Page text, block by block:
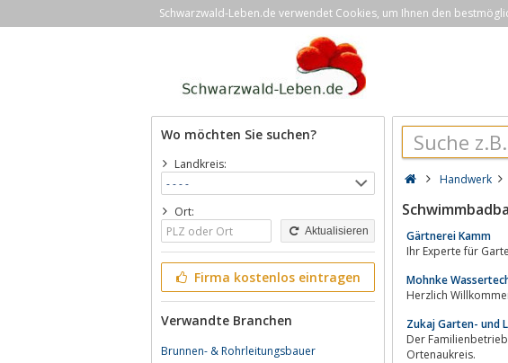
Schwarzwald-Leben.de verwendet Cookies, um Ihnen den
Wo möchten Sie suchen?
Landkreis:
Ort:
Aktualisieren
Firma kostenlos eintragen
Verwandte Branchen
Brunnen- & Rohrleitungsbauer
Handwerk
Gärtnerei Kamm
Ihr Experte für
Mohnke
Herzlich
Zukaj Garten- und
Der
Ortenaukreis.